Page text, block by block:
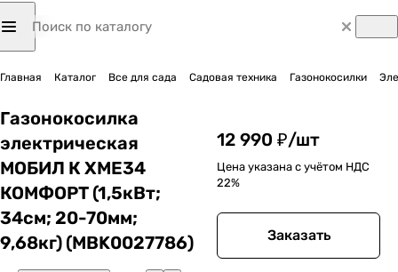
Главная Каталог Все для сада Садовая техника Газонокосилки
Газонокосилка
электрическая
МОБИЛ К XME34
КОМФОРТ (1,5кВт;
34cм; 20-70мм;
9,68кг) (MBK0027786)
12 990 ₽/шт
Цена указана с учётом НДС
22%
Заказать